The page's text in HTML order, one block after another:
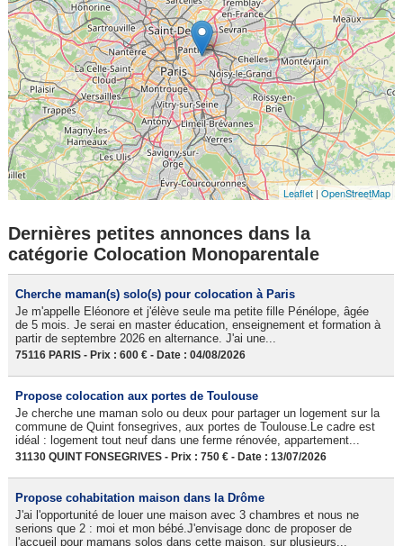
Leaflet |OpenStreetMap
Dernières petites annonces dans la
catégorie Colocation Monoparentale
Cherche maman(s) solo(s) pour colocation à Paris
Je m'appelle Eléonore et j'élève seule ma petite fille Pénélope, âgée
de 5 mois. Je serai en master éducation, enseignement et formation à
partir de septembre 2026 en alternance. J'ai une...
75116 PARIS - Prix : 600 € - Date : 04/08/2026
Propose colocation aux portes de Toulouse
Je cherche une maman solo ou deux pour partager un logement sur la
commune de Quint fonsegrives, aux portes de Toulouse.Le cadre est
idéal : logement tout neuf dans une ferme rénovée, appartement...
31130 QUINT FONSEGRIVES - Prix : 750 € - Date : 13/07/2026
Propose cohabitation maison dans la Drôme
J'ai l'opportunité de louer une maison avec 3 chambres et nous ne
serions que 2 : moi et mon bébé.J'envisage donc de proposer de
l'accueil pour mamans solos dans cette maison, sur plusieurs...